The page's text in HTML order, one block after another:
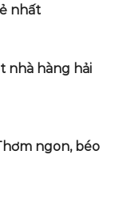
nhất
nhà hàng hải
ngon, béo